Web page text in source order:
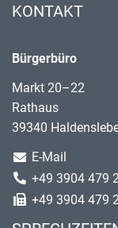
KONTAKT
Bürgerbüro
Markt 20–22
Rathaus
39340
E-Mail
+49 3904 479
+49 3904 479